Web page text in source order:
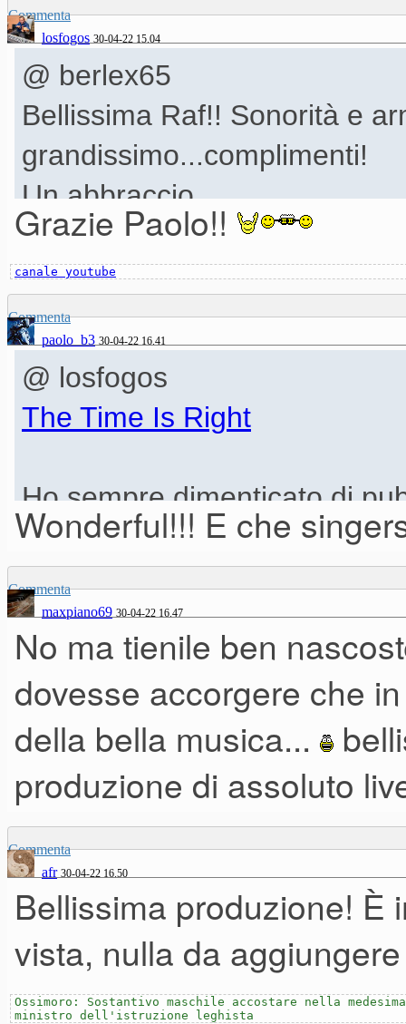
Il pianista sono io di persona
Commenta
losfogos 30-04-22 15.04
@ berlex65
Bellissima Raf!! Sonorità e
grandissimo...complimenti!
Un abbraccio
Ciao
Paolo
Grazie Paolo!!
canale youtube
Commenta
paolo_b3 30-04-22 16.41
@ losfogos
The Time Is Right
Ho sempre dimenticato di
disco dove ho scritto,
Pianoforte: Ravenscroft,
Fender rhodes: Keyscape
Trasparenze varie:
Archi: L.A.S.S LA strings
Il pianista sono io di persona
Wonderful!!! E che
Commenta
maxpiano69 30-04-22 16.47
No ma tienile ben
dovesse accorgere che
della bella musica...
produzione di assoluto
Commenta
afr 30-04-22 16.50
Bellissima produzione! È
vista, nulla da aggiungere
Ossimoro: Sostantivo maschile accostare nella
ministro dell'istruzione leghista